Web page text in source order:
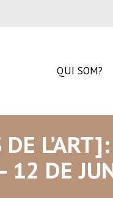
QUI SOM?
DE
12 DE